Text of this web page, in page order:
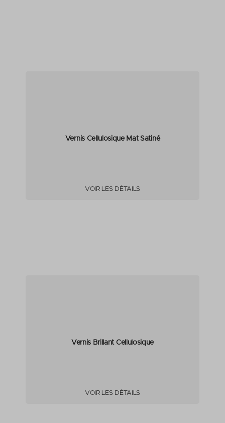
Vernis Cellulosique Mat Satiné
VOIR LES DÉTAILS
Vernis Brillant Cellulosique
VOIR LES DÉTAILS